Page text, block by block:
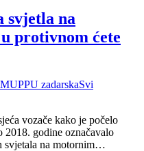
svjetla na
protivnom ćete
MUPPU zadarskaSvi
vozače kako je počelo
2018. godine označavalo
svjetala na motornim…